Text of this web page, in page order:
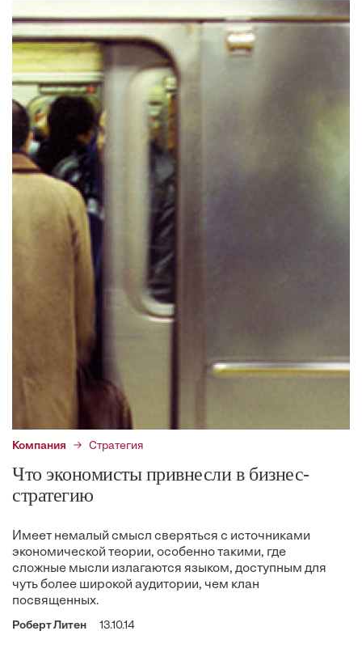
Компания Стратегия
Что экономисты привнесли в бизнес-
стратегию
Имеет немалый смысл сверяться с источниками
экономической теории, особенно такими, где
сложные мысли излагаются языком, доступным для
чуть более широкой аудитории, чем клан
посвященных.
Роберт Литен 13.10.14